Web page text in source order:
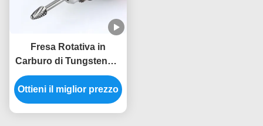
Fresa Rotativa in
Carburo di Tungsteno a
Taglio Doppio ad Alta
Precisione, Dimensioni
Personalizzate, Gambo
Ottieni il miglior prezzo